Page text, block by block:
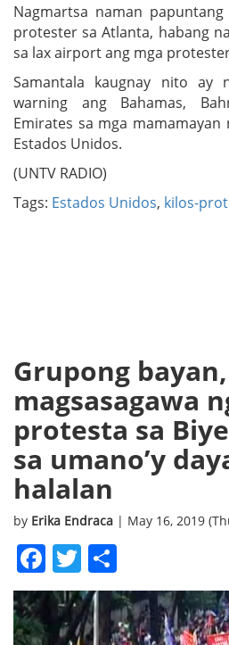
Nagmartsa naman
protester sa Atlanta, habang
sa lax airport ang mga
Samantala kaugnay nito ay
warning ang Bahamas,
Emirates sa mga
Estados Unidos.
(UNTV RADIO)
Tags: Estados Unidos, kilos-
Grupong bayan,
magsasagawa
protesta sa
sa umano’y
halalan
by Erika Endraca | May 16, 2019
Facebook
Twitter